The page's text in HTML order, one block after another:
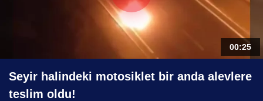
00:25
Seyir halindeki motosiklet bir anda alevlere
teslim oldu!